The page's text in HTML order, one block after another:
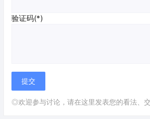
验证码(*)
◎欢迎参与讨论，请在这里发表您的看法、交